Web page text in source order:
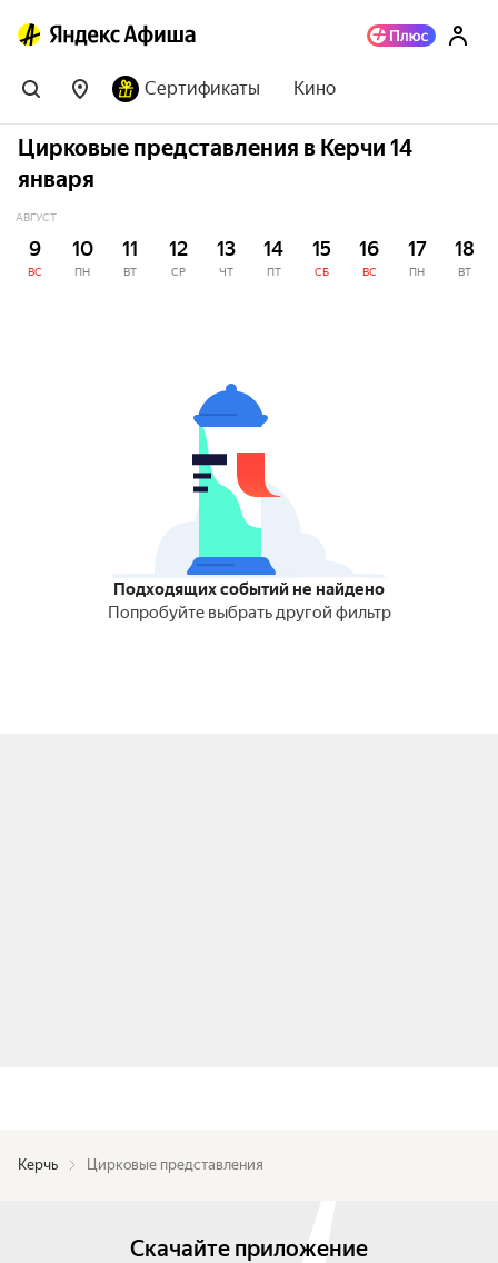
Сертификаты Кино
Цирковые представления в Керчи 14
января
АВГУСТ
9
ВС
10
ПН
11
ВТ
12
СР
13
ЧТ
14
ПТ
15
СБ
16
ВС
17
ПН
18
ВТ
Подходящих событий не найдено
Попробуйте выбрать другой фильтр
Керчь Цирковые представления
Скачайте приложение